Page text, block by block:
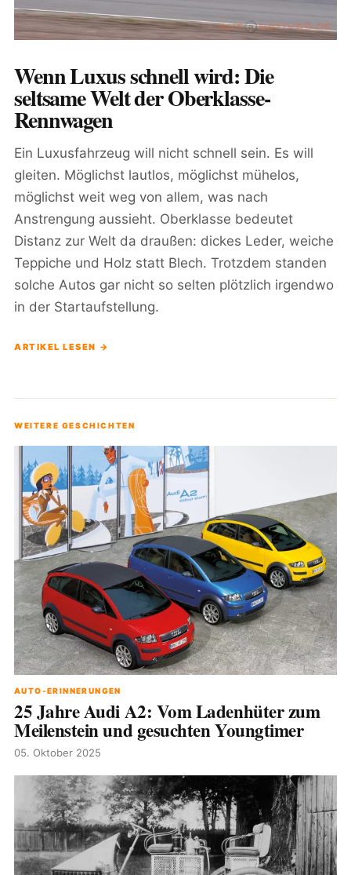
Wenn Luxus schnell wird: Die
seltsame Welt der Oberklasse-
Rennwagen
Ein Luxusfahrzeug will nicht schnell sein. Es will
gleiten. Möglichst lautlos, möglichst mühelos,
möglichst weit weg von allem, was nach
Anstrengung aussieht. Oberklasse bedeutet
Distanz zur Welt da draußen: dickes Leder, weiche
Teppiche und Holz statt Blech. Trotzdem standen
solche Autos gar nicht so selten plötzlich irgendwo
in der Startaufstellung.
ARTIKEL LESEN →
WEITERE GESCHICHTEN
AUTO-ERINNERUNGEN
25 Jahre Audi A2: Vom Ladenhüter zum
Meilenstein und gesuchten Youngtimer
05. Oktober 2025